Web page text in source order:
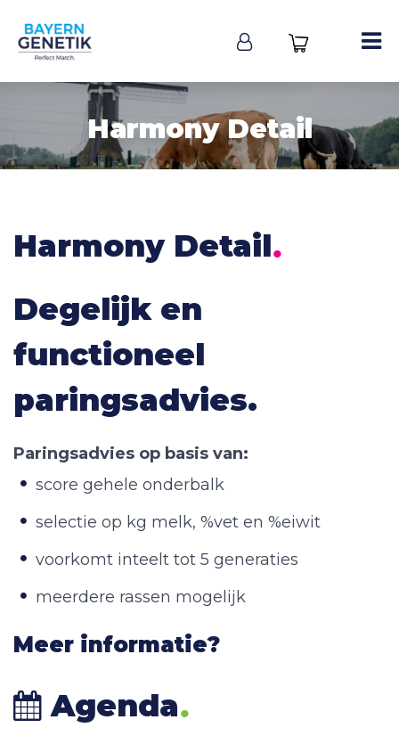
Harmony Detail
Harmony Detail.
Degelijk en
functioneel
paringsadvies.
Paringsadvies op basis van:
score gehele onderbalk
selectie op kg melk, %vet en %eiwit
voorkomt inteelt tot 5 generaties
meerdere rassen mogelijk
Meer informatie?
Agenda.